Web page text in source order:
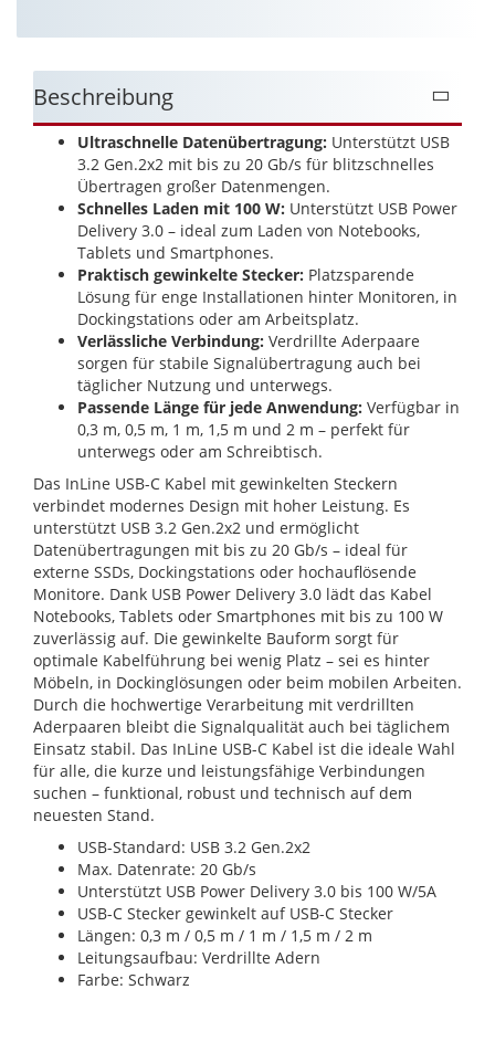
Beschreibung
Ultraschnelle Datenübertragung: Unterstützt USB
3.2 Gen.2x2 mit bis zu 20 Gb/s für blitzschnelles
Übertragen großer Datenmengen.
Schnelles Laden mit 100 W: Unterstützt USB Power
Delivery 3.0 – ideal zum Laden von Notebooks,
Tablets und Smartphones.
Praktisch gewinkelte Stecker: Platzsparende
Lösung für enge Installationen hinter Monitoren, in
Dockingstations oder am Arbeitsplatz.
Verlässliche Verbindung: Verdrillte Aderpaare
sorgen für stabile Signalübertragung auch bei
täglicher Nutzung und unterwegs.
Passende Länge für jede Anwendung: Verfügbar in
0,3 m, 0,5 m, 1 m, 1,5 m und 2 m – perfekt für
unterwegs oder am Schreibtisch.
Das InLine USB-C Kabel mit gewinkelten Steckern
verbindet modernes Design mit hoher Leistung. Es
unterstützt USB 3.2 Gen.2x2 und ermöglicht
Datenübertragungen mit bis zu 20 Gb/s – ideal für
externe SSDs, Dockingstations oder hochauflösende
Monitore. Dank USB Power Delivery 3.0 lädt das Kabel
Notebooks, Tablets oder Smartphones mit bis zu 100 W
zuverlässig auf. Die gewinkelte Bauform sorgt für
optimale Kabelführung bei wenig Platz – sei es hinter
Möbeln, in Dockinglösungen oder beim mobilen Arbeiten.
Durch die hochwertige Verarbeitung mit verdrillten
Aderpaaren bleibt die Signalqualität auch bei täglichem
Einsatz stabil. Das InLine USB-C Kabel ist die ideale Wahl
für alle, die kurze und leistungsfähige Verbindungen
suchen – funktional, robust und technisch auf dem
neuesten Stand.
USB-Standard: USB 3.2 Gen.2x2
Max. Datenrate: 20 Gb/s
Unterstützt USB Power Delivery 3.0 bis 100 W/5A
USB-C Stecker gewinkelt auf USB-C Stecker
Längen: 0,3 m / 0,5 m / 1 m / 1,5 m / 2 m
Leitungsaufbau: Verdrillte Adern
Farbe: Schwarz